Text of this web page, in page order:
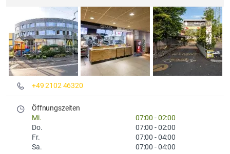
Details und Fotos
+49 2102 46320
Öffnungszeiten
Mi.
07:00 -02:00
Do.
07:00 -02:00
Fr.
07:00 -04:00
Sa.
07:00 -04:00